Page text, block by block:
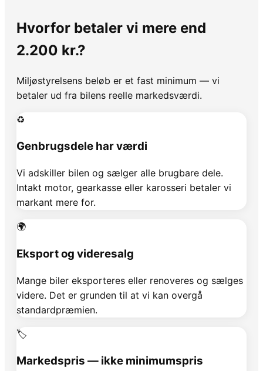
Hvorfor betaler vi mere end
2.200 kr.?
Miljøstyrelsens beløb er et fast minimum — vi
betaler ud fra bilens reelle markedsværdi.
♻️
Genbrugsdele har værdi
Vi adskiller bilen og sælger alle brugbare dele.
Intakt motor, gearkasse eller karosseri betaler vi
markant mere for.
🌍
Eksport og videresalg
Mange biler eksporteres eller renoveres og sælges
videre. Det er grunden til at vi kan overgå
standardpræmien.
🏷️
Markedspris — ikke minimumspris